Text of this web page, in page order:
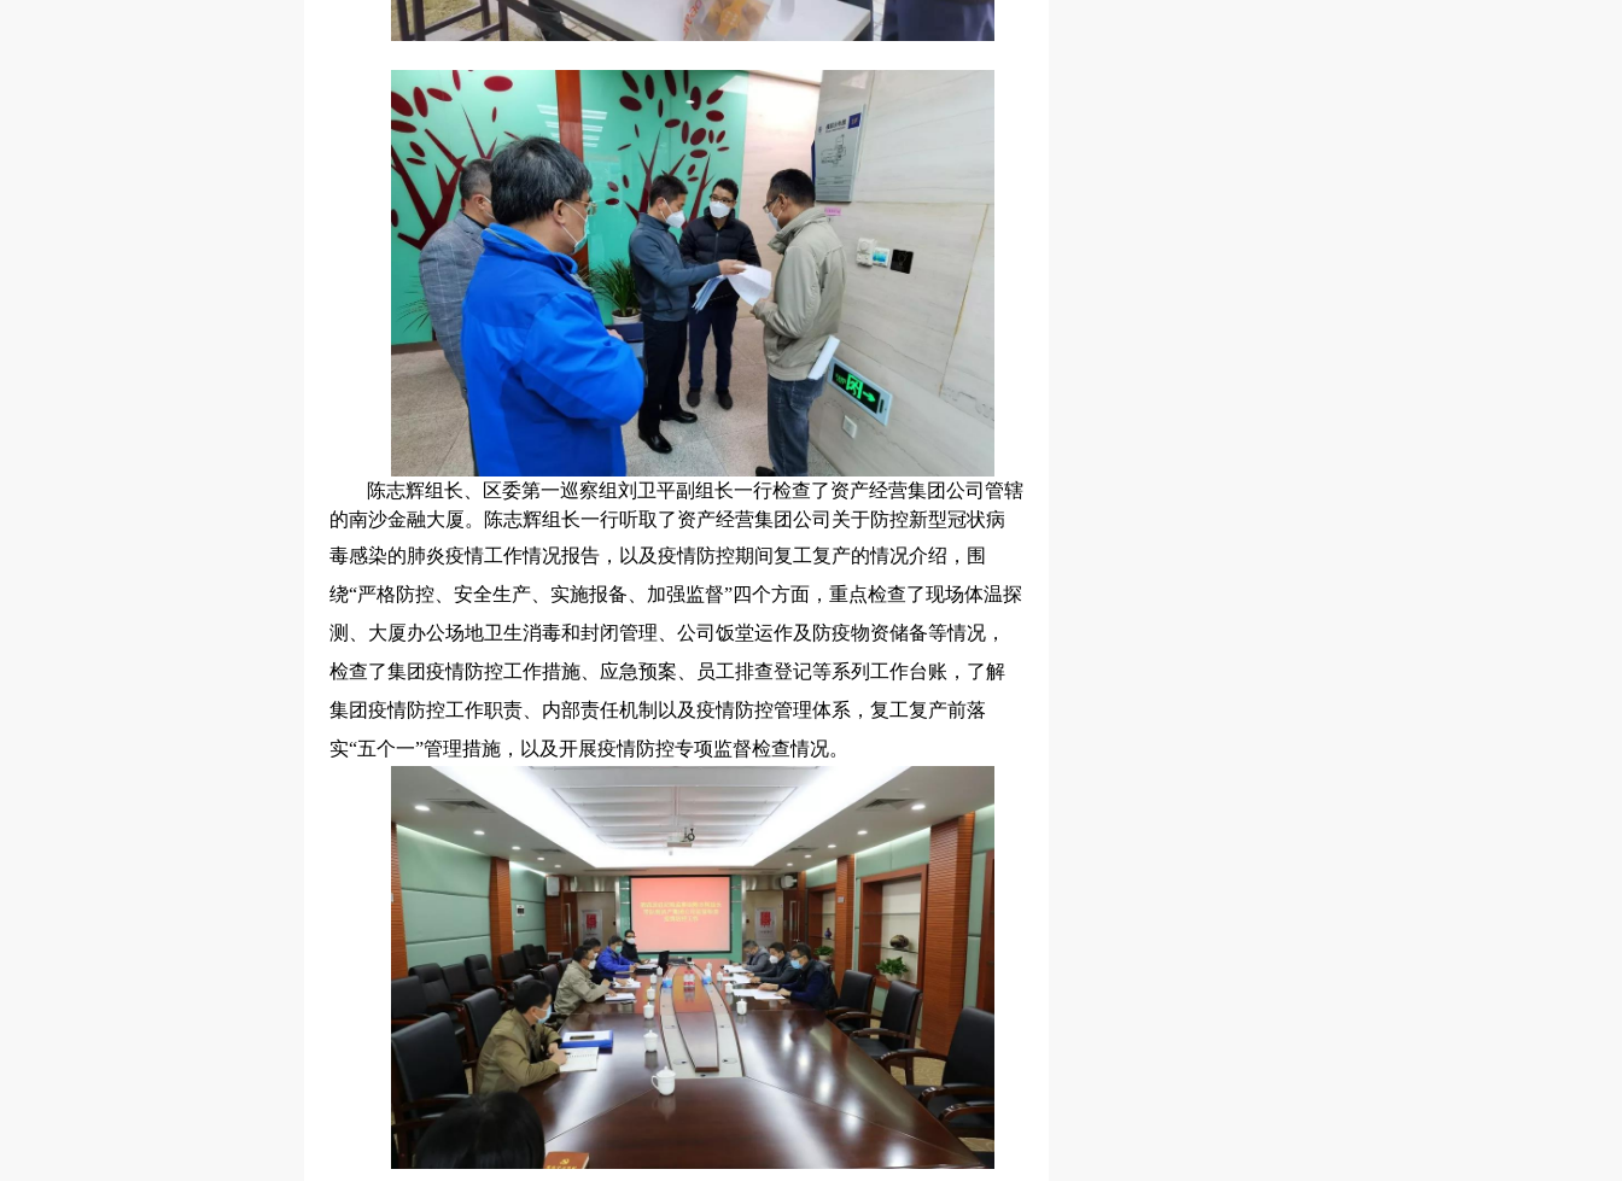
陈志辉组长、区委第一巡察组刘卫平副组长一行检查了资产经营集团公司 管辖
的南沙金融大厦。陈志辉组长一行听取了资产经营集团公司关于防控新型冠状病
毒感染的肺炎疫情工作情况报告，以及疫情防控期间复工复产的情况介绍，围
绕“严格防控、安全生产、实施报备、加强监督”四个方面，重点检查了现场体温探
测、大厦办公场地卫生消毒和封闭管理、公司饭堂运作及防疫物资储备等情况，
检查了集团疫情防控工作措施、应急预案、员工排查登记等系列工作台账，了解
集团疫情防控工作职责、内部责任机制以及疫情防控管理体系，复工复产前落
实“五个一”管理措施，以及开展疫情防控专项监督检查情况。